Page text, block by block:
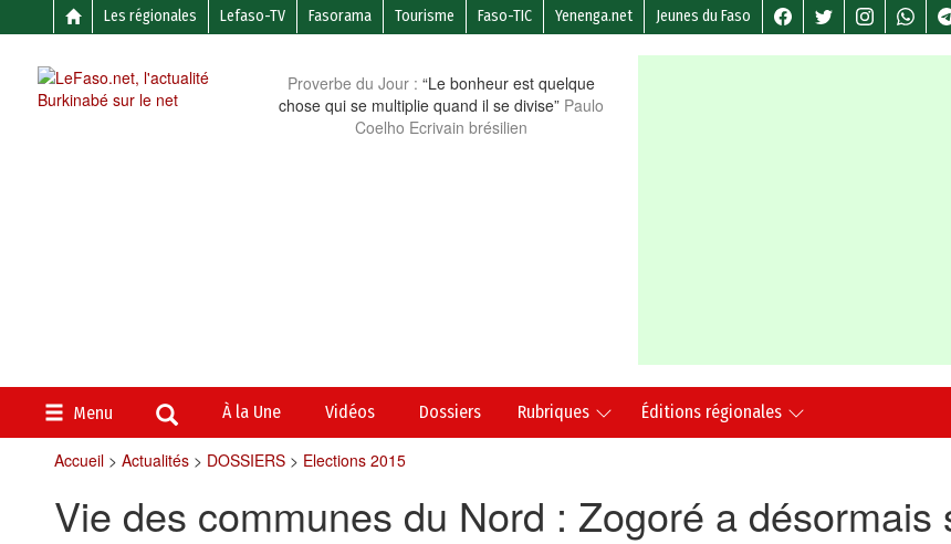
Les régionales Lefaso-TV Fasorama Tourisme Faso-TIC Yenenga.net Jeunes du Faso
Proverbe du Jour : “Le bonheur est quelque
chose qui se multiplie quand il se divise” Paulo
Coelho Ecrivain brésilien
Menu À la Une Vidéos Dossiers Rubriques Éditions régionales
Accueil> Actualités> DOSSIERS> Elections 2015
Vie des communes du Nord : Zogoré a